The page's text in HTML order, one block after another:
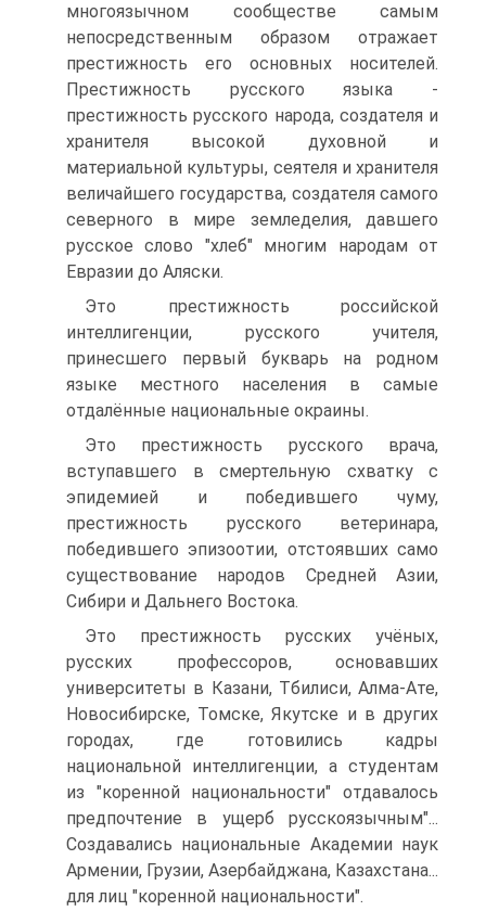
многоязычном сообществе самым
непосредственным образом отражает
престижность его основных носителей.
Престижность русского языка -
престижность русского народа, создателя и
хранителя высокой духовной и
материальной культуры, сеятеля и хранителя
величайшего государства, создателя самого
северного в мире земледелия, давшего
русское слово "хлеб" многим народам от
Евразии до Аляски.
Это престижность российской
интеллигенции, русского учителя,
принесшего первый букварь на родном
языке местного населения в самые
отдалённые национальные окраины.
Это престижность русского врача,
вступавшего в смертельную схватку с
эпидемией и победившего чуму,
престижность русского ветеринара,
победившего эпизоотии, отстоявших само
существование народов Средней Азии,
Сибири и Дальнего Востока.
Это престижность русских учёных,
русских профессоров, основавших
университеты в Казани, Тбилиси, Алма-Ате,
Новосибирске, Томске, Якутске и в других
городах, где готовились кадры
национальной интеллигенции, а студентам
из "коренной национальности" отдавалось
предпочтение в ущерб русскоязычным"...
Создавались национальные Академии наук
Армении, Грузии, Азербайджана, Казахстана...
для лиц "коренной национальности".